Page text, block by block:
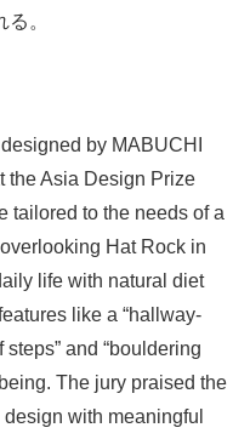
。
designed by MABUCHI
the Asia Design Prize
tailored to the needs of a
Hat Rock in
life with natural diet
like a “hallway-
steps” and “bouldering
The jury praised the
with meaningful